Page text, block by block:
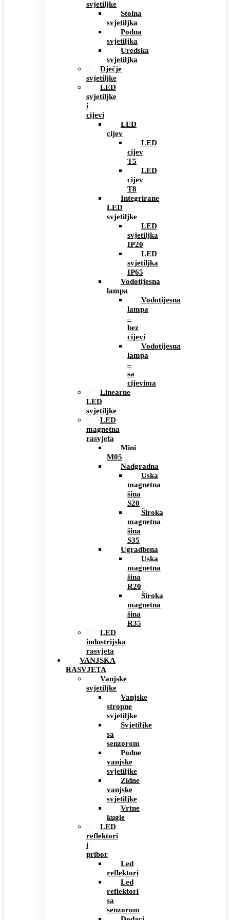
svjetiljke
Stolna
svjetiljka
Podna
svjetiljka
Uredska
svjetiljka
Dječje
svjetiljke
LED
svjetiljke
i
cijevi
LED
cijev
LED
cijev
T5
LED
cijev
T8
Integrirane
LED
svjetiljke
LED
svjetiljka
IP20
LED
svjetiljka
IP65
Vodotijesna
lampa
Vodotijesna
lampa
–
bez
cijevi
Vodotijesna
lampa
–
sa
cijevima
Linearne
LED
svjetiljke
LED
magnetna
rasvjeta
Mini
M05
Nadgradna
Uska
magnetna
šina
S20
Široka
magnetna
šina
S35
Ugradbena
Uska
magnetna
šina
R20
Široka
magnetna
šina
R35
LED
industrijska
rasvjeta
VANJSKA
RASVJETA
Vanjske
svjetiljke
Vanjske
stropne
svjetiljke
Svjetiljke
sa
senzorom
Podne
vanjske
svjetiljke
Zidne
vanjske
svjetiljke
Vrtne
kugle
LED
reflektori
i
pribor
Led
reflektori
Led
reflektori
sa
senzorom